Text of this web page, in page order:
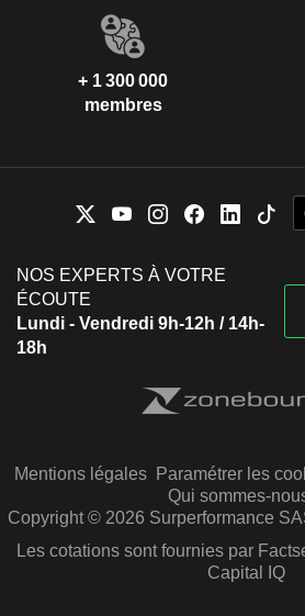
+ 1 300 000
membres
NOS EXPERTS À VOTRE
ÉCOUTE
Lundi - Vendredi 9h-12h / 14h-
18h
Mentions légales Paramétrer les
Qui sommes-
Copyright © 2026 Surperformance
Les cotations sont fournies par
Capital IQ